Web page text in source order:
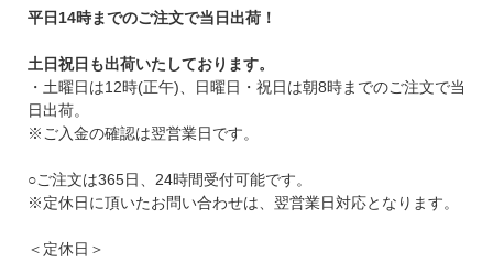
平日14時までのご注文で当日出荷！
土日祝日も出荷いたしております。
・土曜日は12時(正午)、日曜日・祝日は朝8時までのご注文で当
日出荷。
※ご入金の確認は翌営業日です。
○ご注文は365日、24時間受付可能です。
※定休日に頂いたお問い合わせは、翌営業日対応となります。
＜定休日＞